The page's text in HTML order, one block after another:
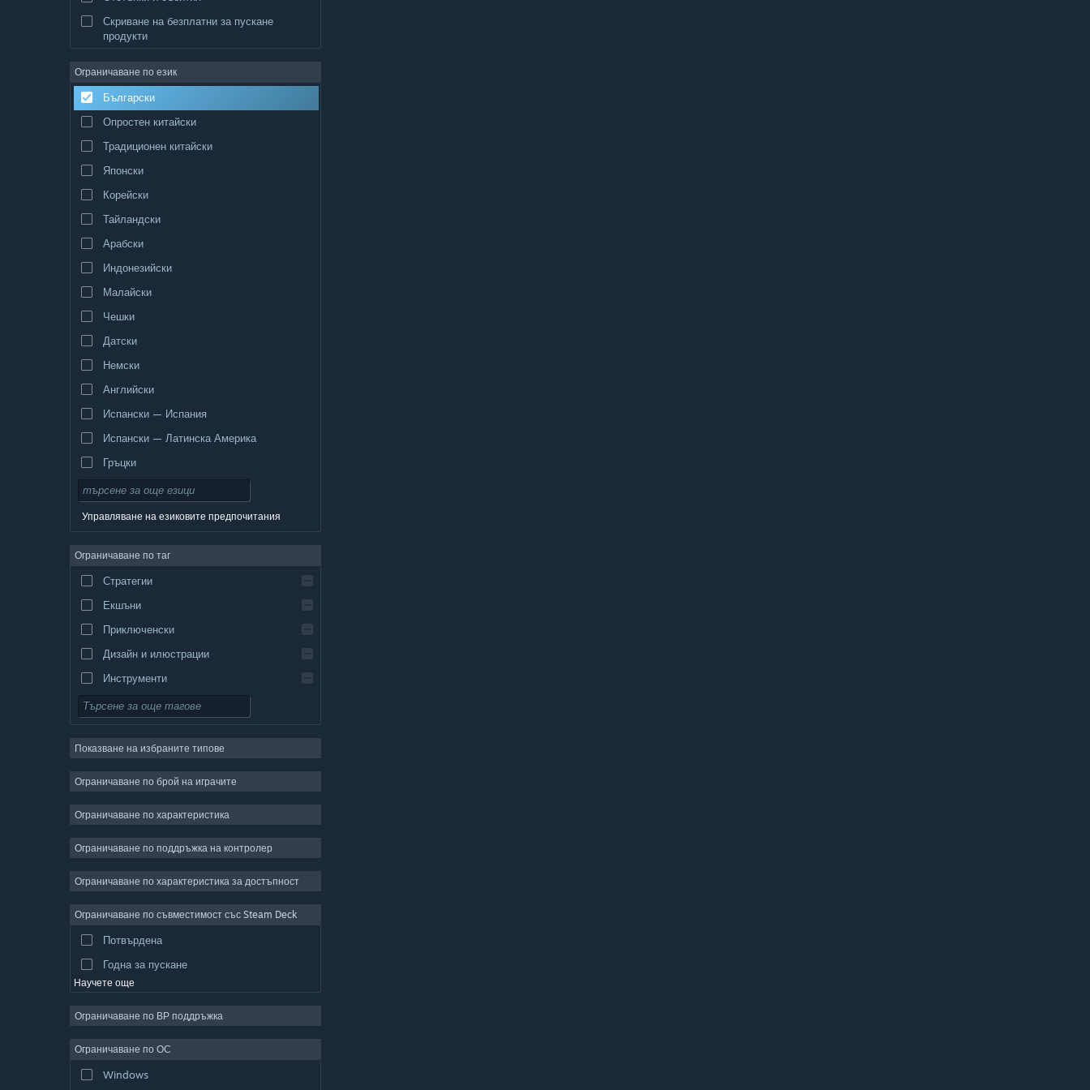
Скриване на безплатни за пускане
продукти
Ограничаване по език
Български
Опростен китайски
Традиционен китайски
Японски
Корейски
Тайландски
Арабски
Индонезийски
Малайски
Чешки
Датски
Немски
Английски
Испански — Испания
Испански — Латинска Америка
Гръцки
Управляване на езиковите предпочитания
Ограничаване по таг
Стратегии
Екшъни
Приключенски
Дизайн и илюстрации
Инструменти
Безплатни за пускане
Масивни мрежови
Независими
Неангажиращи
Симулации
Видео продукция
Редактор на снимки
Показване на избраните типове
Ограничаване по брой на играчите
Ограничаване по характеристика
Ограничаване по поддръжка на контролер
Ограничаване по характеристика за достъпност
Ограничаване по съвместимост със Steam Deck
Потвърдена
Годна за пускане
Научете още
Ограничаване по ВР поддръжка
Ограничаване по ОС
Windows